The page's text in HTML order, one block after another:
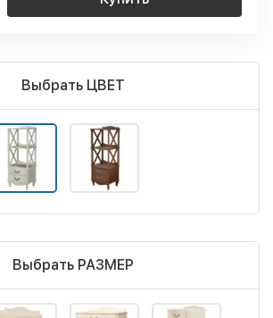
Выбрать ЦВЕТ
Выбрать РАЗМЕР